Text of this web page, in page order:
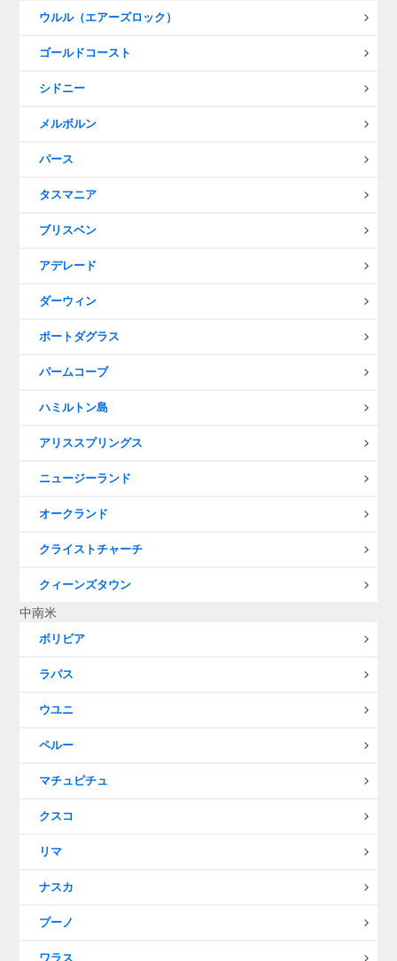
ウルル（エアーズロック）
ゴールドコースト
シドニー
メルボルン
パース
タスマニア
ブリスベン
アデレード
ダーウィン
ポートダグラス
パームコーブ
ハミルトン島
アリススプリングス
ニュージーランド
オークランド
クライストチャーチ
クィーンズタウン
中南米
ボリビア
ラパス
ウユニ
ペルー
マチュピチュ
クスコ
リマ
ナスカ
プーノ
ワラス